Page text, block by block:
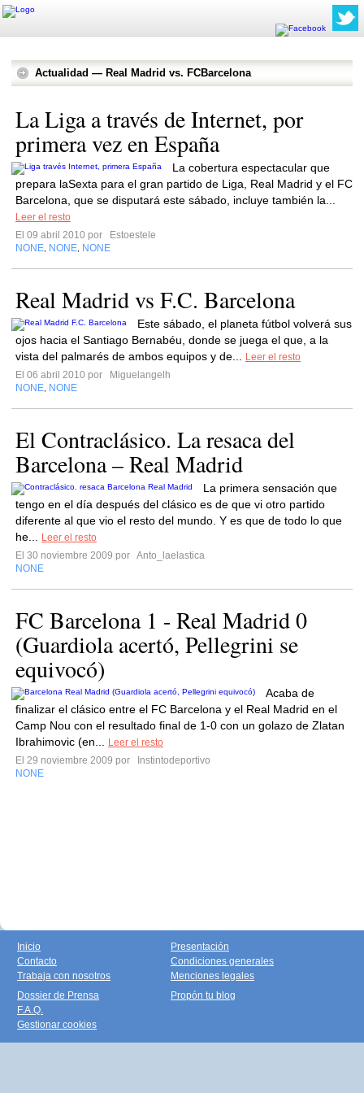
Actualidad — Real Madrid vs. FCBarcelona
La Liga a través de Internet, por
primera vez en España
La cobertura espectacular que
prepara laSexta para el gran partido de Liga, Real Madrid y el FC
Barcelona, que se disputará este sábado, incluye también la...
Leer el resto
El 09 abril 2010 por
Estoestele
NONE NONE NONE
Real Madrid vs F.C. Barcelona
Este sábado, el planeta fútbol volverá sus
ojos hacia el Santiago Bernabéu, donde se juega el que, a la
vista del palmarés de ambos equipos y de...
Leer el resto
El 06 abril 2010 por
Miguelangelh
NONE NONE
El Contraclásico. La resaca del
Barcelona – Real Madrid
La primera sensación que
tengo en el día después del clásico es de que vi otro partido
diferente al que vio el resto del mundo. Y es que de todo lo que
he...
Leer el resto
El 30 noviembre 2009 por Anto_laelastica
NONE
FC Barcelona 1 - Real Madrid 0
(Guardiola acertó, Pellegrini se
equivocó)
Acaba de
finalizar el clásico entre el FC Barcelona y el Real Madrid en el
Camp Nou con el resultado final de 1-0 con un golazo de Zlatan
Ibrahimovic (en...
Leer el resto
El 29 noviembre 2009 por
Instintodeportivo
NONE
Inicio
Contacto
Trabaja con nosotros
Presentación
Condiciones generales
Menciones legales
Dossier de Prensa
F.A.Q.
Gestionar cookies
Propón tu blog